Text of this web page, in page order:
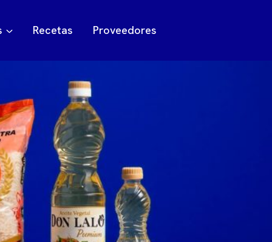
Recetas Proveedores